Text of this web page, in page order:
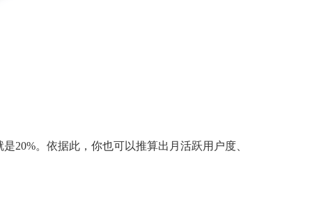
20%。依据此，你也可以推算出月活跃用户度、